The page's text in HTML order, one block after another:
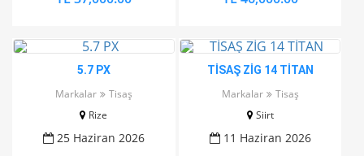
5.7 PX
Markalar
Tisaş
Rize
25 Haziran 2026
TİSAŞ ZİG 14 TİTAN
Markalar
Tisaş
Siirt
11 Haziran 2026